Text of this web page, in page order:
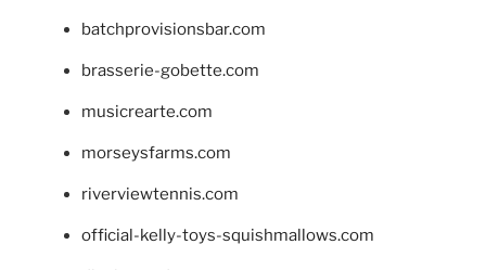
batchprovisionsbar.com
brasserie-gobette.com
musicrearte.com
morseysfarms.com
riverviewtennis.com
official-kelly-toys-squishmallows.com